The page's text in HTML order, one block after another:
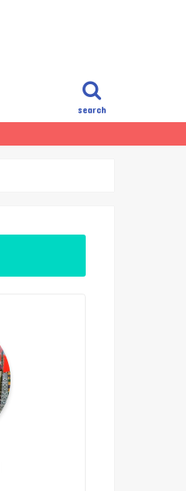
search